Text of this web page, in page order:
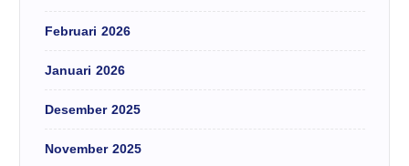
Februari 2026
Januari 2026
Desember 2025
November 2025